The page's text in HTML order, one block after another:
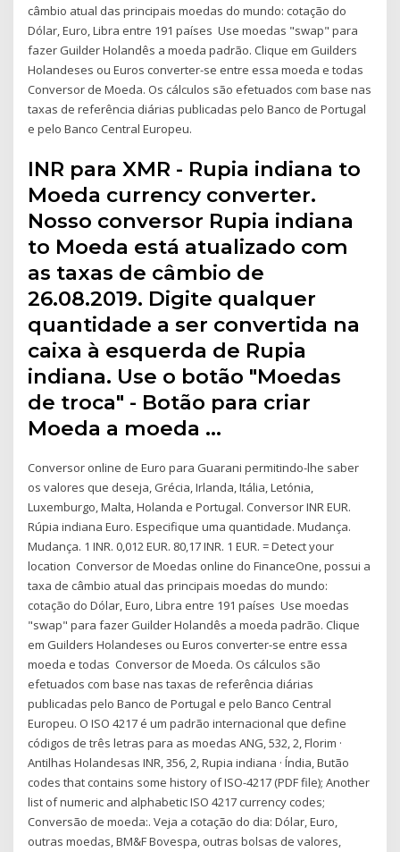
câmbio atual das principais moedas do mundo: cotação do
Dólar, Euro, Libra entre 191 países Use moedas "swap" para
fazer Guilder Holandês a moeda padrão. Clique em Guilders
Holandeses ou Euros converter-se entre essa moeda e todas
Conversor de Moeda. Os cálculos são efetuados com base nas
taxas de referência diárias publicadas pelo Banco de Portugal
e pelo Banco Central Europeu.
INR para XMR - Rupia indiana to
Moeda currency converter.
Nosso conversor Rupia indiana
to Moeda está atualizado com
as taxas de câmbio de
26.08.2019. Digite qualquer
quantidade a ser convertida na
caixa à esquerda de Rupia
indiana. Use o botão "Moedas
de troca" - Botão para criar
Moeda a moeda …
Conversor online de Euro para Guarani permitindo-lhe saber
os valores que deseja, Grécia, Irlanda, Itália, Letónia,
Luxemburgo, Malta, Holanda e Portugal. Conversor INR EUR.
Rúpia indiana Euro. Especifique uma quantidade. Mudança.
Mudança. 1 INR. 0,012 EUR. 80,17 INR. 1 EUR. = Detect your
location Conversor de Moedas online do FinanceOne, possui a
taxa de câmbio atual das principais moedas do mundo:
cotação do Dólar, Euro, Libra entre 191 países Use moedas
"swap" para fazer Guilder Holandês a moeda padrão. Clique
em Guilders Holandeses ou Euros converter-se entre essa
moeda e todas Conversor de Moeda. Os cálculos são
efetuados com base nas taxas de referência diárias
publicadas pelo Banco de Portugal e pelo Banco Central
Europeu. O ISO 4217 é um padrão internacional que define
códigos de três letras para as moedas ANG, 532, 2, Florim ·
Antilhas Holandesas INR, 356, 2, Rupia indiana · Índia, Butão
codes that contains some history of ISO-4217 (PDF file); Another
list of numeric and alphabetic ISO 4217 currency codes;
Conversão de moeda:. Veja a cotação do dia: Dólar, Euro,
outras moedas, BM&F Bovespa, outras bolsas de valores,